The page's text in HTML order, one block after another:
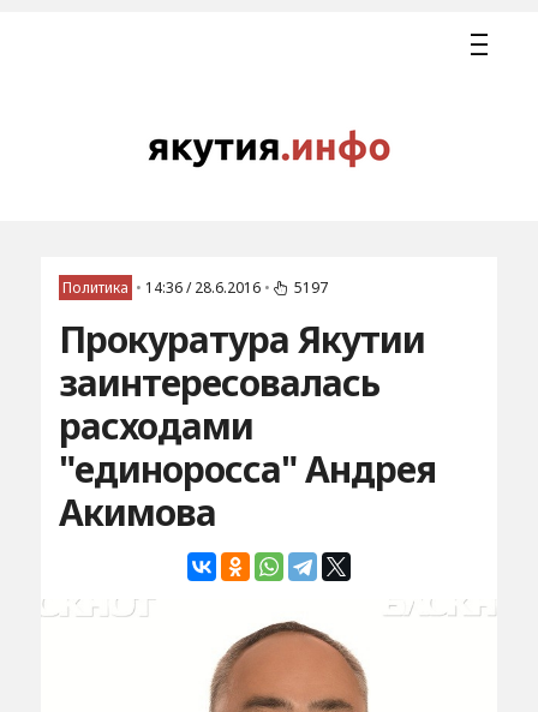
Политика • 14:36 / 28.6.2016 • 5197
Прокуратура Якутии
заинтересовалась
расходами
"единоросса" Андрея
Акимова